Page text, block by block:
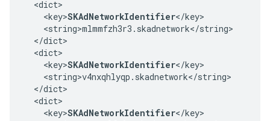
  <dict>
    <key>
SKAdNetworkIdentifier</key>
    <string>mlmmfzh3r3.skadnetwork</string>
  </dict>
  <dict>
    <key>
SKAdNetworkIdentifier</key>
    <string>v4nxqhlyqp.skadnetwork</string>
  </dict>
  <dict>
    <key>
SKAdNetworkIdentifier</key>